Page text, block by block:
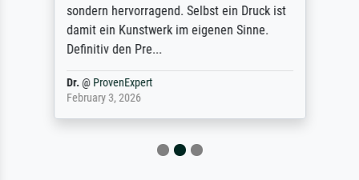
sondern hervorragend. Selbst ein Druck ist
damit ein Kunstwerk im eigenen Sinne.
Definitiv den Pre...
Dr.@ ProvenExpert
February 3, 2026